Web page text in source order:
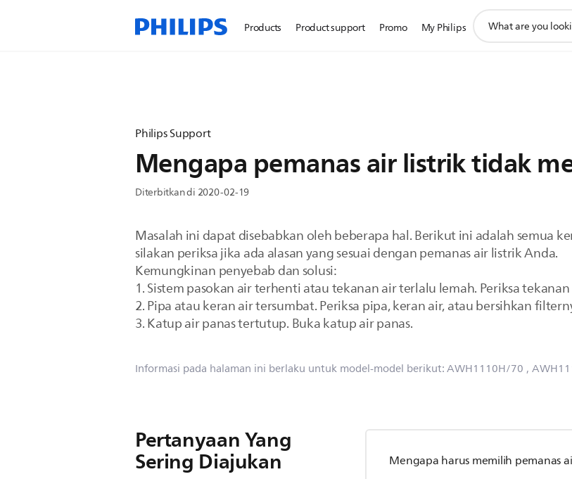
Products Product support Promo My Philips
pencarian
Philips Support
Mengapa pemanas air listrik tidak
Diterbitkan di 2020-02-19
Masalah ini dapat disebabkan oleh beberapa hal. Berikut ini adalah semua
silakan periksa jika ada alasan yang sesuai dengan pemanas air listrik Anda.
Kemungkinan penyebab dan solusi:
1. Sistem pasokan air terhenti atau tekanan air terlalu lemah. Periksa
2. Pipa atau keran air tersumbat. Periksa pipa, keran air, atau bersihkan
3. Katup air panas tertutup. Buka katup air panas.
Informasi pada halaman ini berlaku untuk model-model berikut:AWH1110H/70 ,
Pertanyaan Yang
Sering Diajukan Mengapa harus memilih pemanas